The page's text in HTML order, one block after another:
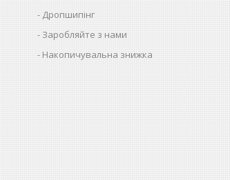
Дропшипінг
Заробляйте з нами
Накопичувальна знижка